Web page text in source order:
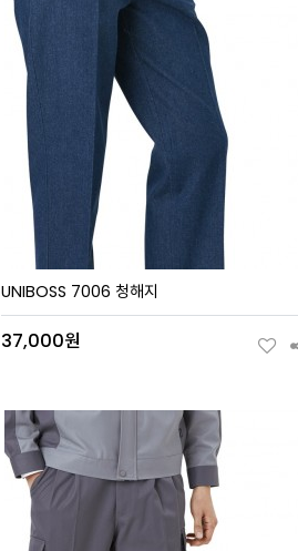
UNIBOSS 7006 청해지
37,000원